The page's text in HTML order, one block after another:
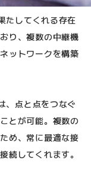
たしてくれる存在
り、複数の中継機
ットワークを構築
、点と点をつなぐ
とが可能。複数の
め、常に最適な接
続してくれます。